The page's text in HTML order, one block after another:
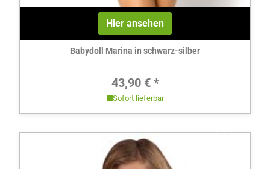
Hier ansehen
Babydoll Marina in schwarz-silber
Regulärer Preis:
43,90 € *
Sofort lieferbar